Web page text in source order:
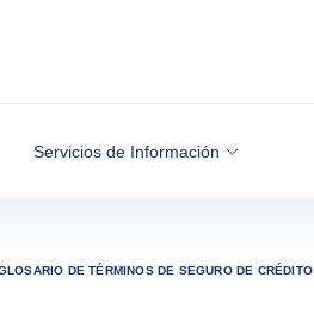
Servicios de Información
DE TÉRMINOS DE SEGURO DE CRÉDITO